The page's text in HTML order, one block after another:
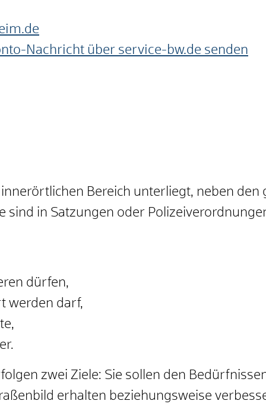
Nachricht über service-bw.de senden
Bereich unterliegt, neben den
sind in Satzungen oder
dürfen,
werden darf,
zwei Ziele: Sie sollen den
erhalten beziehungsweise